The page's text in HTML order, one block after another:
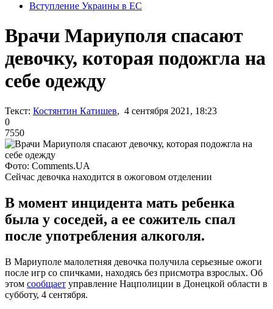
Вступление Украины в ЕС
Врачи Мариуполя спасают
девочку, которая подожгла на
себе одежду
Текст: Костянтин Катишев, 4 сентября 2021, 18:23
0
7550
Фото: Comments.UA
Сейчас девочка находится в ожоговом отделении
В момент инцидента мать ребенка
была у соседей, а ее сожитель спал
после употребления алкоголя.
В Мариуполе малолетняя девочка получила серьезные ожоги
после игр со спичками, находясь без присмотра взрослых. Об
этом сообщает управление Нацполиции в Донецкой области в
субботу, 4 сентября.